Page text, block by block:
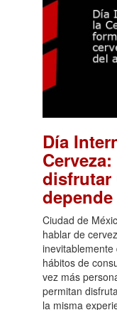
Día
disfrutar
Ciudad de
hablar de
hábitos de
vez más
permitan
la misma